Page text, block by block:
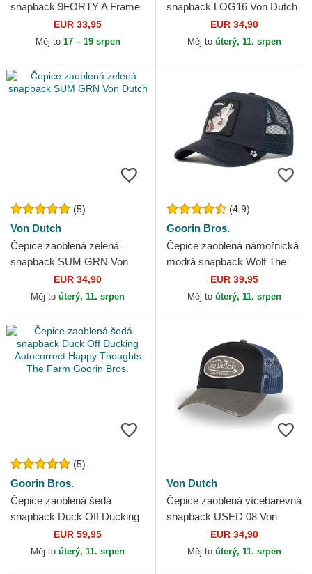
snapback 9FORTY A Frame
Floral New York Yankees
MLB New Era
EUR 33,95
Měj to 17 – 19 srpen
snapback LOG16 Von Dutch
EUR 34,90
Měj to úterý, 11. srpen
(5)
Von Dutch
Čepice zaoblená zelená
snapback SUM GRN Von
EUR 34,90
Měj to úterý, 11. srpen
(4.9)
Goorin Bros.
Čepice zaoblená námořnická
modrá snapback Wolf The
Farm Goorin Bros.
EUR 39,95
Měj to úterý, 11. srpen
(5)
Goorin Bros.
Čepice zaoblená šedá
snapback Duck Off Ducking
Autocorrect Happy Thoughts
The Farm Goorin Bros.
EUR 59,95
Měj to úterý, 11. srpen
Von Dutch
Čepice zaoblená vícebarevná
snapback USED 08 Von
EUR 34,90
Měj to úterý, 11. srpen